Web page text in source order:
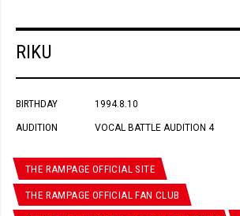
RIKU
BIRTHDAY 1994.8.10
AUDITION VOCAL BATTLE AUDITION 4
THE RAMPAGE OFFICIAL SITE
THE RAMPAGE OFFICIAL FAN CLUB